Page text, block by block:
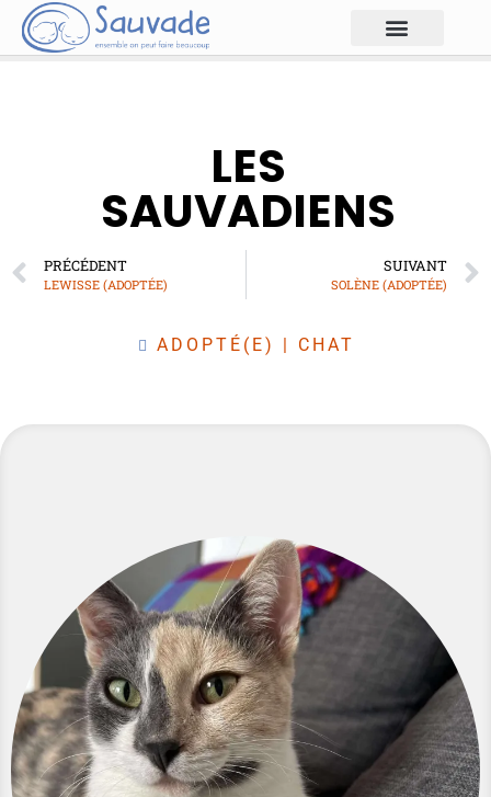
LES
SAUVADIENS
PRÉCÉDENT
LEWISSE (ADOPTÉE)
SUIVANT
SOLÈNE (ADOPTÉE)
ADOPTÉ(E) | CHAT